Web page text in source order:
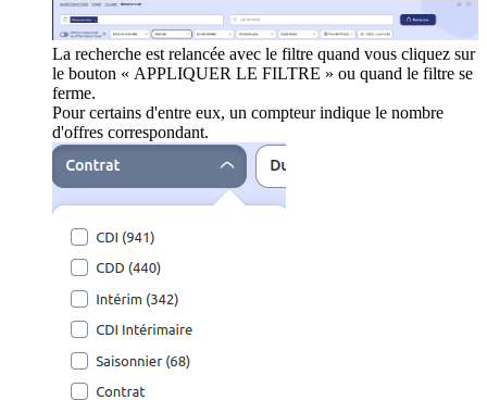
La recherche est relancée avec le filtre quand vous cliquez sur
le bouton « APPLIQUER LE FILTRE » ou quand le filtre se
ferme.
Pour certains d'entre eux, un compteur indique le nombre
d'offres correspondant.